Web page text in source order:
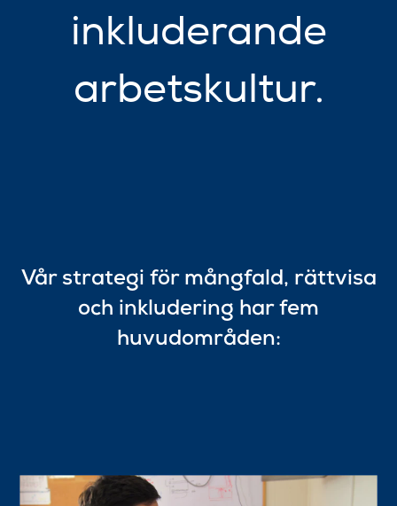
inkluderande
arbetskultur.
Vår strategi för mångfald, rättvisa
och inkludering har fem
huvudområden: